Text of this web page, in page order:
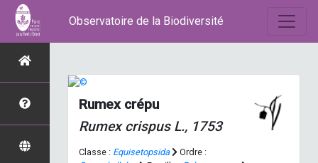
Observatoire de la Biodiversité
Rumex crépu
Rumex crispusL., 1753
Classe : Equisetopsida
Ordre :